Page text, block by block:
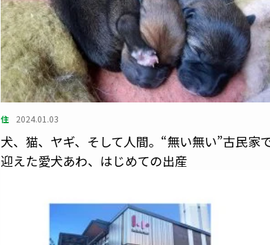
住 2024.01.03
犬、猫、ヤギ、そして人間。“無い無い”古民家
迎えた愛犬あわ、はじめての出産